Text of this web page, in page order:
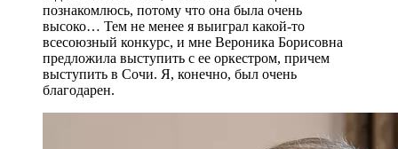
познакомлюсь, потому что она была очень
высоко… Тем не менее я выиграл какой-то
всесоюзный конкурс, и мне Вероника Борисовна
предложила выступить с ее оркестром, причем
выступить в Сочи. Я, конечно, был очень
благодарен.